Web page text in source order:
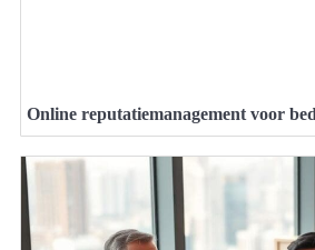
Online reputatiemanagement voor